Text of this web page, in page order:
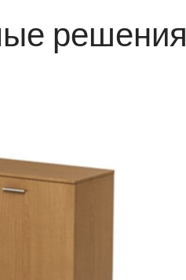
решения